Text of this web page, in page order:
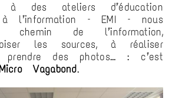
à des ateliers d’éducation
l’information – EMI – nous
chemin de l’information,
les sources, à réaliser
des photos… : c’est
Vagabond.